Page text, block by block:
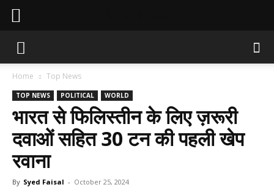
Home Top News
TOP NEWS POLITICAL WORLD
भारत से फिलिस्तीन के लिए ज़रूरी
दवाओं सहित 30 टन की पहली खेप
रवाना
By Syed Faisal - October 25, 2024